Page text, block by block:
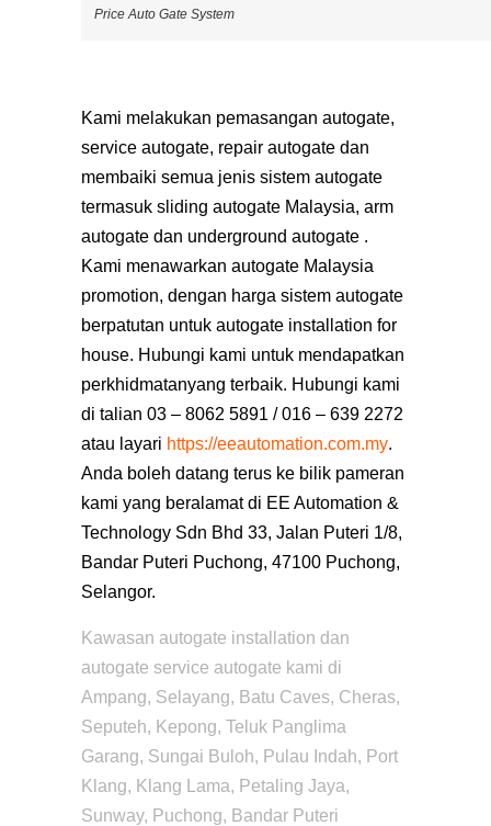
Price Auto Gate System
Kami melakukan pemasangan autogate,
service autogate, repair autogate dan
membaiki semua jenis sistem autogate
termasuk sliding autogate Malaysia, arm
autogate dan underground autogate .
Kami menawarkan autogate Malaysia
promotion, dengan harga sistem autogate
berpatutan untuk autogate installation for
house. Hubungi kami untuk mendapatkan
perkhidmatanyang terbaik. Hubungi kami
di talian 03 – 8062 5891 / 016 – 639 2272
atau layari https://eeautomation.com.my.
Anda boleh datang terus ke bilik pameran
kami yang beralamat di EE Automation &
Technology Sdn Bhd 33, Jalan Puteri 1/8,
Bandar Puteri Puchong, 47100 Puchong,
Selangor.
Kawasan autogate installation dan
autogate service autogate kami di
Ampang, Selayang, Batu Caves, Cheras,
Seputeh, Kepong, Teluk Panglima
Garang, Sungai Buloh, Pulau Indah, Port
Klang, Klang Lama, Petaling Jaya,
Sunway, Puchong, Bandar Puteri